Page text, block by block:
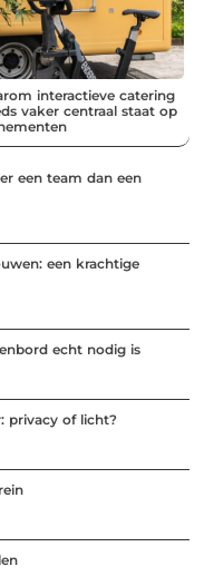
interactieve catering
vaker centraal staat op
een team dan een
een krachtige
echt nodig is
privacy of licht?